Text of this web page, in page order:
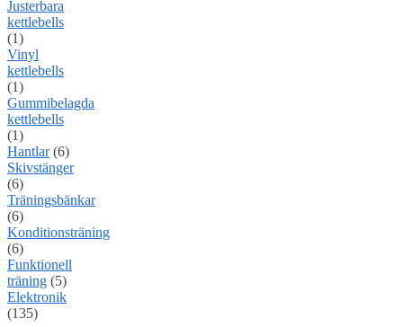
Justerbara
kettlebells
(1)
Vinyl
kettlebells
(1)
Gummibelagda
kettlebells
(1)
Hantlar (6)
Skivstänger
(6)
Träningsbänkar
(6)
Konditionsträning
(6)
Funktionell
träning (5)
Elektronik
(135)